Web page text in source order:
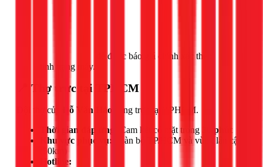
để được báo giá chính xác theo
tình trạng máy.
📍 Thợ trực tại TPHCM
Đội thợ của Đỗ Văn Hảo
đang trực tại TPHCM.
Thời gian đáp ứng:
Cam kết có mặt trong
30 phút
Khu vực phục vụ:
Toàn bộ TP.HCM và vùng lân cận
(50km)
Hotline: